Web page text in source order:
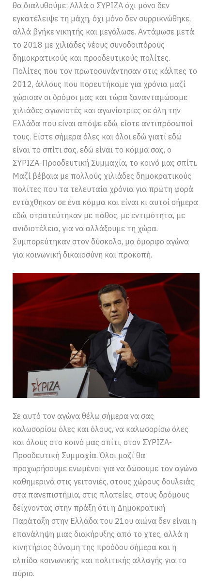
θα διαλυθούμε; Αλλά ο ΣΥΡΙΖΑ όχι μόνο δεν
εγκατέλειψε τη μάχη, όχι μόνο δεν συρρικνώθηκε,
αλλά βγήκε νικητής και μεγάλωσε. Αντάμωσε μετά
το 2018 με χιλιάδες νέους συνοδοιπόρους
δημοκρατικούς και προοδευτικούς πολίτες.
Πολίτες που τον πρωτοσυνάντησαν στις κάλπες το
2012, άλλους που πορευτήκαμε για χρόνια μαζί
χώρισαν οι δρόμοι μας και τώρα ξανανταμώσαμε
χιλιάδες αγωνιστές και αγωνίστριες σε όλη την
Ελλάδα που είναι απόψε εδώ, είστε αντιπρόσωποί
τους. Είστε σήμερα όλες και όλοι εδώ γιατί εδώ
είναι το σπίτι σας, εδώ είναι το κόμμα σας, ο
ΣΥΡΙΖΑ-Προοδευτική Συμμαχία, το κοινό μας σπίτι.
Μαζί βέβαια με πολλούς χιλιάδες δημοκρατικούς
πολίτες που τα τελευταία χρόνια για πρώτη φορά
εντάχθηκαν σε ένα κόμμα και είναι κι αυτοί σήμερα
εδώ, στρατεύτηκαν με πάθος, με εντιμότητα, με
ανιδιοτέλεια, για να αλλάξουμε τη χώρα.
Συμπορεύτηκαν στον δύσκολο, μα όμορφο αγώνα
για κοινωνική δικαιοσύνη και προκοπή.
Σε αυτό τον αγώνα θέλω σήμερα να σας
καλωσορίσω όλες και όλους, να καλωσορίσω όλες
και όλους στο κοινό μας σπίτι, στον ΣΥΡΙΖΑ-
Προοδευτική Συμμαχία. Όλοι μαζί θα
προχωρήσουμε ενωμένοι για να δώσουμε τον αγώνα
καθημερινά στις γειτονιές, στους χώρους δουλειάς,
στα πανεπιστήμια, στις πλατείες, στους δρόμους
δείχνοντας στην πράξη ότι η Δημοκρατική
Παράταξη στην Ελλάδα του 21ου αιώνα δεν είναι η
επανάληψη μιας διακήρυξης από το χτες, αλλά η
κινητήριος δύναμη της προόδου σήμερα και η
ελπίδα κοινωνικής και πολιτικής αλλαγής για το
αύριο.